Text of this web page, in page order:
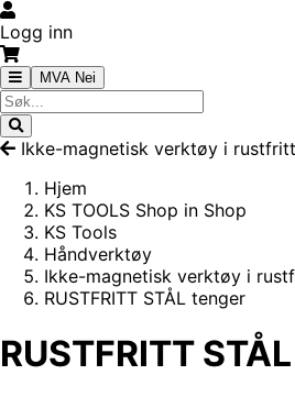
Logg inn
MVA Nei
Ikke-magnetisk verktøy i
Hjem
KS TOOLS Shop in Shop
KS Tools
Håndverktøy
Ikke-magnetisk verktøy i
RUSTFRITT STÅL tenger
RUSTFRITT